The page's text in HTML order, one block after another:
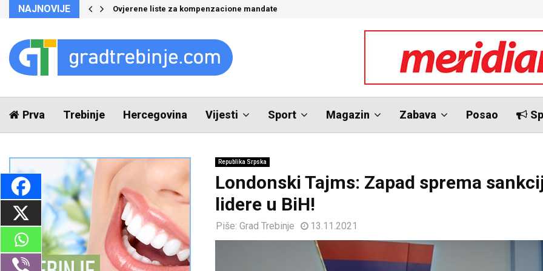
NAJNOVIJE Ovjerene liste za kompenzacione mandate
Prva Trebinje Hercegovina Vijesti Sport Magazin Zabava Posao
Republika Srpska
Londonski Tajms: Zapad sprema
lidere u BiH!
Piše: Grad Trebinje 13.11.2021